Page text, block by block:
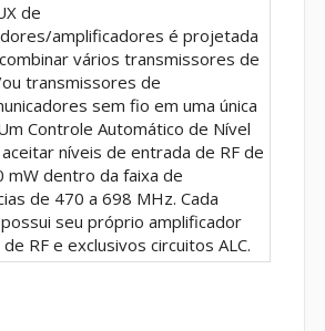
de
amplificadores é projetada
vários transmissores de
transmissores de
sem fio em uma única
Controle Automático de Nível
níveis de entrada de RF de
mW dentro da faixa de
de 470 a 698 MHz. Cada
seu próprio amplificador
RF e exclusivos circuitos ALC.